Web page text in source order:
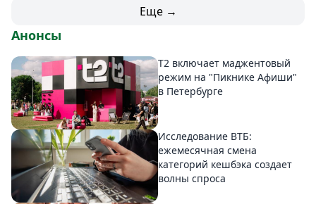
Еще →
Анонсы
Т2 включает маджентовый
режим на "Пикнике Афиши"
в Петербурге
Исследование ВТБ:
ежемесячная смена
категорий кешбэка создает
волны спроса